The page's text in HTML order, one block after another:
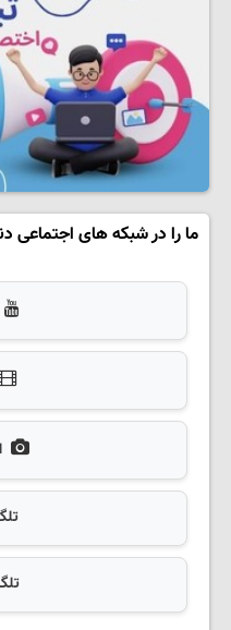
ما را در شبکه های اجتماعی